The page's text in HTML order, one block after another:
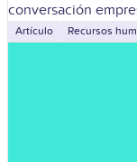
conversación
despido
Artículo Recursos